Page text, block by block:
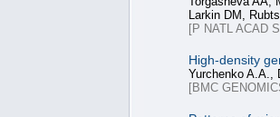
Larkin DM,
[P NATL ACAD
High-density
Yurchenko A.A.,
[BMC